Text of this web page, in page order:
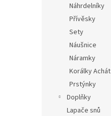
Náhrdelníky
Přívěsky
Sety
Náušnice
Náramky
Korálky Achát
Prstýnky
Doplňky
Lapače snů